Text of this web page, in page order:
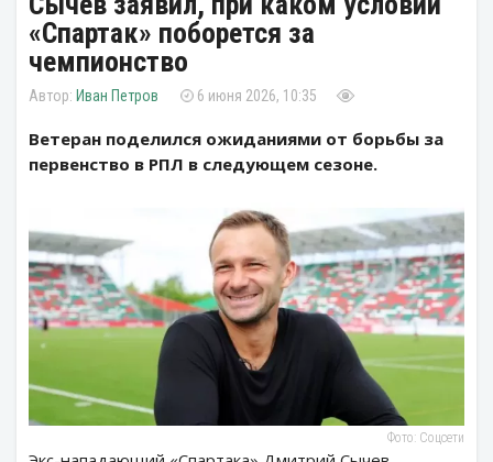
«Спартак» поборется за
чемпионство
Иван Петров 6 июня 2026, 10:35
Ветеран поделился ожиданиями от борьбы за
первенство в РПЛ в следующем сезоне.
Фото: Соцсети